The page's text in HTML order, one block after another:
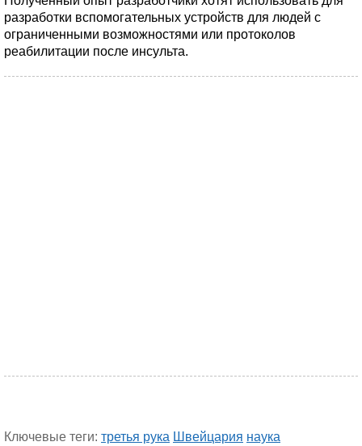
разработки вспомогательных устройств для людей с
ограниченными возможностями или протоколов
реабилитации после инсульта.
Ключевые теги: третья рука Швейцария наука